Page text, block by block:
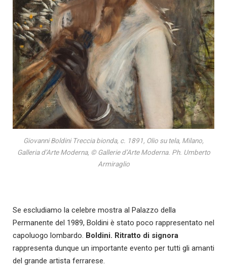
Giovanni Boldini Treccia bionda, c. 1891, Olio su tela, Milano,
Galleria d’Arte Moderna, © Gallerie d’Arte Moderna. Ph. Umberto
Armiraglio
Se escludiamo la celebre mostra al Palazzo della
Permanente del 1989, Boldini è stato poco rappresentato nel
capoluogo lombardo. Boldini. Ritratto di signora
rappresenta dunque un importante evento per tutti gli amanti
del grande artista ferrarese.